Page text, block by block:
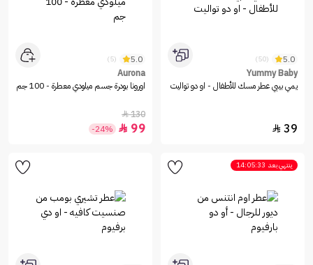
5.0
(50)
Yummy Baby
يمي بيبي عطر مسك للأطفال - او دو تواليت
39

5.0
(5)
Aurona
اورونا بودرة جسم ميلودي معطرة - 100 جم
130

99

-24%
ينتهي بعد 14:05:33